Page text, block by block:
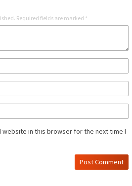
Required fields are marked *
website in this browser for the next time I